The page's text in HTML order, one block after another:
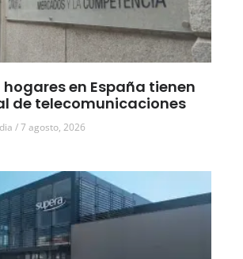
hogares en España tienen
de telecomunicaciones
7 agosto, 2026